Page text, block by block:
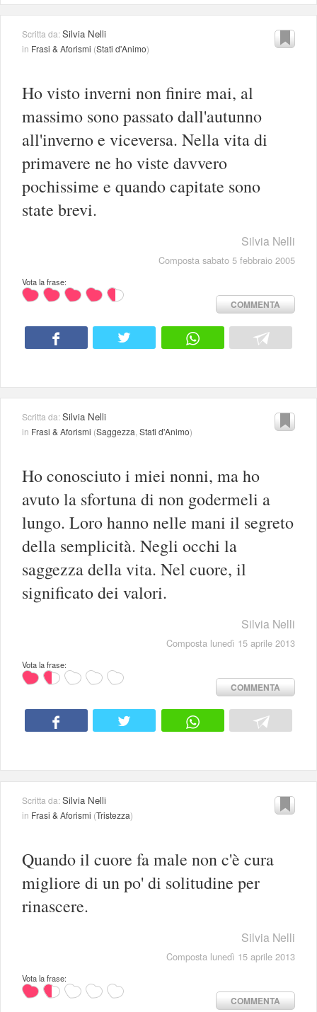
Scritta da:Silvia Nelli
in Frasi & Aforismi (Stati d'Animo)
Ho visto inverni non finire mai, al
massimo sono passato dall'autunno
all'inverno e viceversa. Nella vita di
primavere ne ho viste davvero
pochissime e quando capitate sono
state brevi.
Silvia Nelli
Composta sabato 5 febbraio 2005
Vota la frase:
COMMENTA
Scritta da:Silvia Nelli
in Frasi & Aforismi (Saggezza Stati d'Animo)
Ho conosciuto i miei nonni, ma ho
avuto la sfortuna di non godermeli a
lungo. Loro hanno nelle mani il segreto
della semplicità. Negli occhi la
saggezza della vita. Nel cuore, il
significato dei valori.
Silvia Nelli
Composta lunedì 15 aprile 2013
Vota la frase:
COMMENTA
Scritta da:Silvia Nelli
in Frasi & Aforismi (Tristezza)
Quando il cuore fa male non c'è cura
migliore di un po' di solitudine per
rinascere.
Silvia Nelli
Composta lunedì 15 aprile 2013
Vota la frase:
COMMENTA